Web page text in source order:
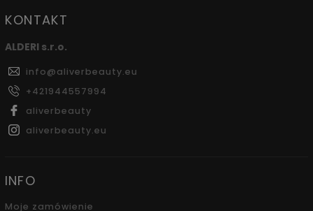
KONTAKT
ALDERI s.r.o.
info@aliverbeauty.eu
+421944557994
aliverbeauty
aliverbeauty.eu
INFO
Moje zamówienie